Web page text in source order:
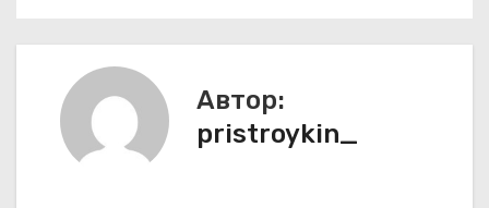
г
Автор:
pristroykin_